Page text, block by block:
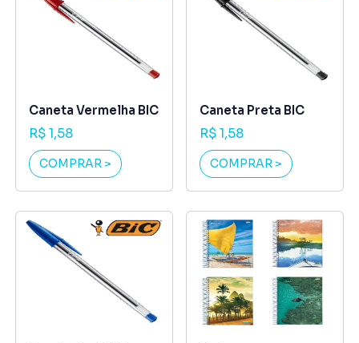
Caneta Vermelha BIC
R$ 1,58
COMPRAR >
Caneta Preta BIC
R$ 1,58
COMPRAR >